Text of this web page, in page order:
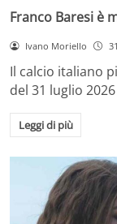
Franco Baresi è
Ivano Moriello
Il calcio italiano
del 31 luglio
Leggi di più